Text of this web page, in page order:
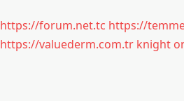
https://forum.net.tc https://
https://valuederm.com.tr knight